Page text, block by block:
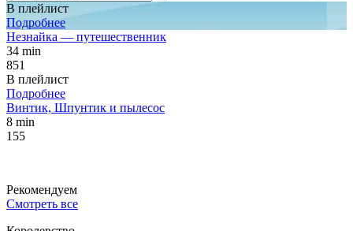
В плейлист
Подробнее
Незнайка — путешественник
34 min
851
В плейлист
Подробнее
Винтик, Шпунтик и пылесос
8 min
155
Рекомендуем
Смотреть все